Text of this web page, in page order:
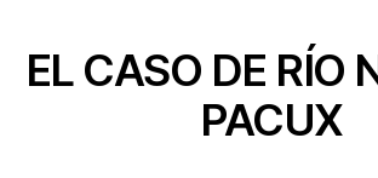
EL CASO DE RÍO
PACUX